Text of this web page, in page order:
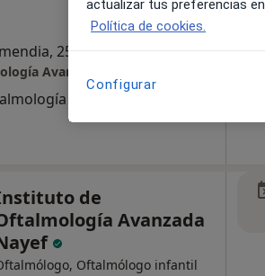
25, Rubí
Avanzada Nayef
de
Avanzada
Oftalmólogo infantil
actualizar tus preferencias
Política de cookies.
Configurar